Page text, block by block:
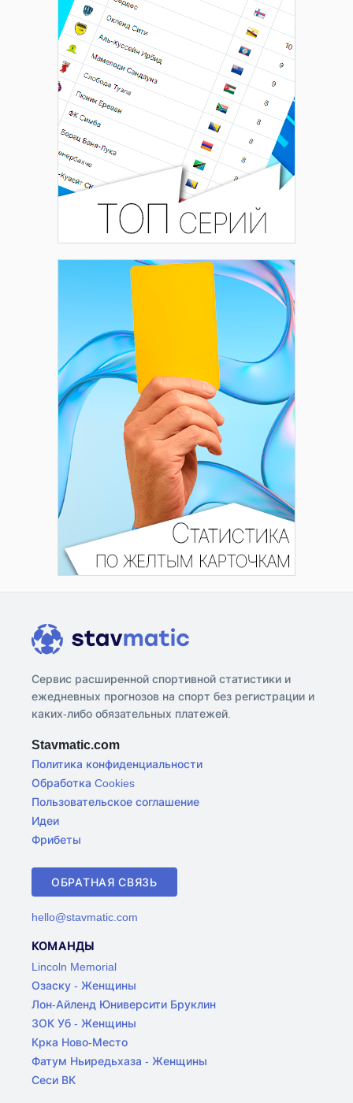
Сервис расширенной спортивной статистики и
ежедневных прогнозов на спорт без регистрации и
каких-либо обязательных платежей.
Stavmatic.com
Политика конфиденциальности
Обработка Cookies
Пользовательское соглашение
Идеи
Фрибеты
ОБРАТНАЯ СВЯЗЬ
hello@stavmatic.com
КОМАНДЫ
Lincoln Memorial
Озаску - Женщины
Лон-Айленд Юниверсити Бруклин
ЗОК Уб - Женщины
Крка Ново-Место
Фатум Ньиредьхаза - Женщины
Сеси ВК